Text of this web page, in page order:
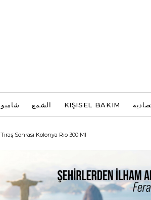
شامبو الشمع KIŞISEL BAKIM
Sonrası Kolonya Rio 300 Ml